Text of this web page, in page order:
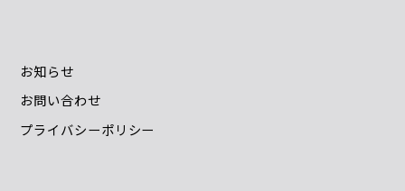
お知らせ
お問い合わせ
プライバシーポリシー